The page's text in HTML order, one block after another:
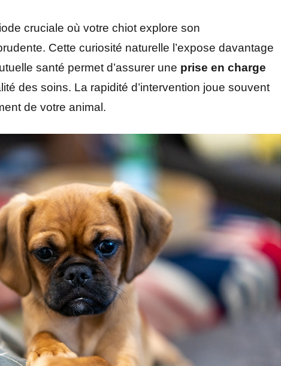
cruciale où votre chiot explore son
Cette curiosité naturelle l’expose davantage
santé permet d’assurer une prise en charge
des soins. La rapidité d’intervention joue souvent
de votre animal.